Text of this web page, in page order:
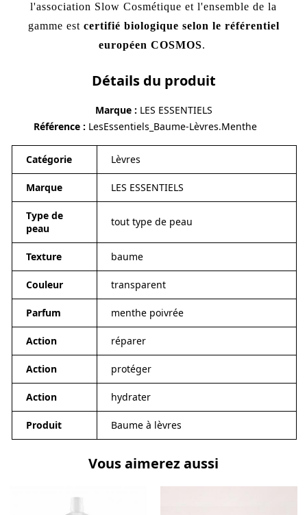
l'association Slow Cosmétique et l'ensemble de la
gamme est certifié biologique selon le référentiel
européen COSMOS.
Détails du produit
Marque
LES ESSENTIELS
Référence
LesEssentiels_Baume-Lèvres.Menthe
Catégorie Lèvres
Marque LES ESSENTIELS
Type de
peau
tout type de peau
Texture baume
Couleur transparent
Parfum menthe poivrée
Action réparer
Action protéger
Action hydrater
Produit Baume à lèvres
Vous aimerez aussi